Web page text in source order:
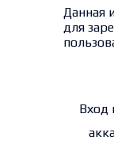
Данная
для
Вход